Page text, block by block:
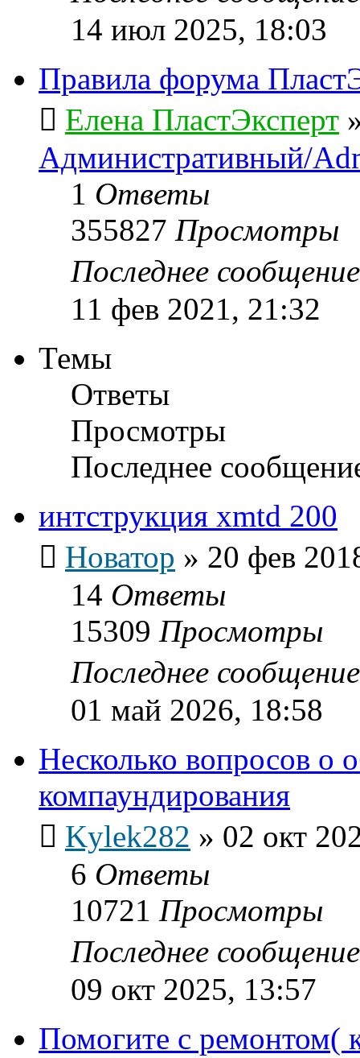
14 июл 2025, 18:03
Правила форума
Елена ПластЭксперт
Административный/
1 Ответы
355827 Просмотры
Последнее
11 фев 2021, 21:32
Темы
Ответы
Просмотры
Последнее
интструкция xmtd 200
Новатор » 20 фев
14 Ответы
15309 Просмотры
Последнее
01 май 2026, 18:58
Несколько вопросов о
компаундирования
Kylek282 » 02 окт
6 Ответы
10721 Просмотры
Последнее
09 окт 2025, 13:57
Помогите с ремонтом(